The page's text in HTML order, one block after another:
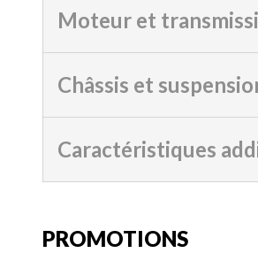
Moteur et
Châssis et
Caractéristiques
PROMOTIONS